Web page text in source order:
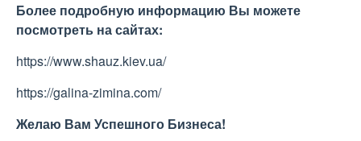
Более подробную информацию Вы можете
посмотреть на сайтах:
https://www.shauz.kiev.ua/
https://galina-zimina.com/
Желаю Вам Успешного Бизнеса!